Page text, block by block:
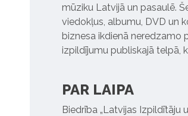
mūziku Latvijā un pasaulē.
viedokļus, albumu, DVD un
biznesa ikdienā neredzamo
izpildījumu publiskajā telpā,
PAR LAIPA
Biedrība „Latvijas Izpildītāju